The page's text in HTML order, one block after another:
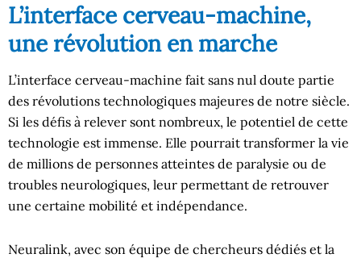
L’interface cerveau-machine,
une révolution en marche
L’interface cerveau-machine fait sans nul doute partie
des révolutions technologiques majeures de notre siècle.
Si les défis à relever sont nombreux, le potentiel de cette
technologie est immense. Elle pourrait transformer la vie
de millions de personnes atteintes de paralysie ou de
troubles neurologiques, leur permettant de retrouver
une certaine mobilité et indépendance.
Neuralink, avec son équipe de chercheurs dédiés et la